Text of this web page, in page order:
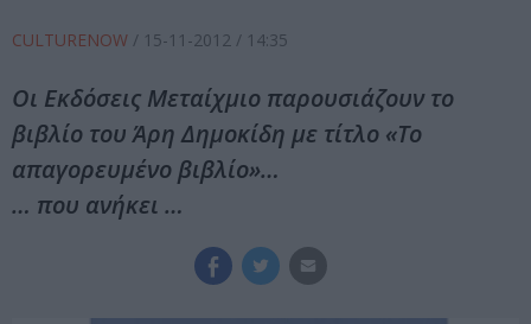
CULTURENOW / 15-11-2012 / 14:35
Οι Εκδόσεις Μεταίχμιο παρουσιάζουν το
βιβλίο του Άρη Δημοκίδη με τίτλο «Το
απαγορευμένο βιβλίο»…
… που ανήκει …